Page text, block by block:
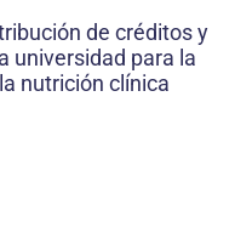
de créditos y
universidad para la
nutrición clínica